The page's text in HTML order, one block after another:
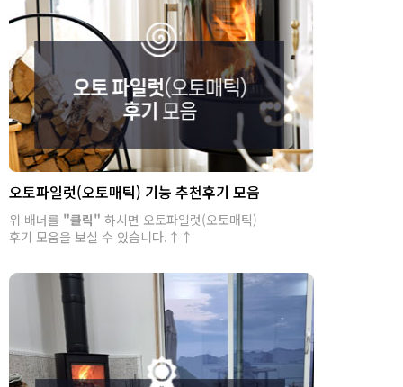
오토파일럿(오토매틱) 기능 추천후기 모음
위 배너를 "클릭" 하시면 오토파일럿(오토매틱)
후기 모음을 보실 수 있습니다.↑↑